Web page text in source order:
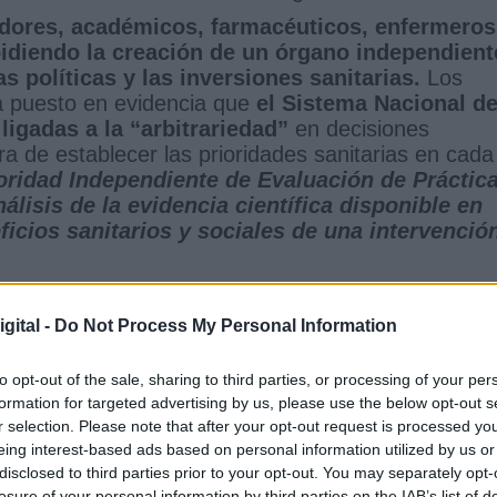
- Do Not Process My Personal Information
opt-out of the sale, sharing to third parties, or processing of your
for targeted advertising by us, please use the below opt-out
selection. Please note that after your opt-out request is processed
interest-based ads based on personal information utilized by us
to third parties prior to your opt-out. You may separately
académicos, farmacéuticos,
la creación de un órgano
políticas y las inversiones sanitarias. Los
en evidencia que el Sistema Nacional de
a la “arbitrariedad” en decisiones
de establecer las prioridades sanitarias en cada
Independiente de Evaluación de
de la evidencia científica disponible en
sanitarios y sociales de una
que este órgano ya existe en otros países con
entorno europeo, destacando elNational
(NICE)
en Reino Unido.
el SNS necesita imperiosamente una
de las prestaciones sanitarias,
impacto presupuestario, y de que la
EU supone una oportunidad irrepetible